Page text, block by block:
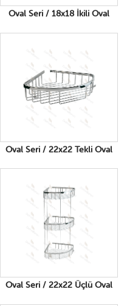
Oval Seri / 18x18 İkili Oval
Oval Seri / 22x22 Tekli Oval
Oval Seri / 22x22 Üçlü Oval